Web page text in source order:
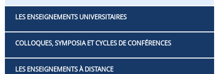
LES ENSEIGNEMENTS UNIVERSITAIRES
COLLOQUES, SYMPOSIA ET CYCLES DE CONFÉRENCES
LES ENSEIGNEMENTS À DISTANCE